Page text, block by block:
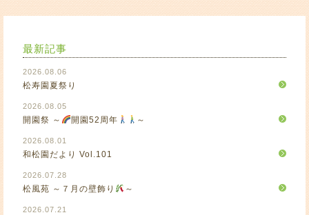
最新記事
2026.08.06
松寿園夏祭り
2026.08.05
開園祭 ～ 開園52周年 ～
2026.08.01
和松園だより Vol.101
2026.07.28
松風苑 ～７月の壁飾り ～
2026.07.21